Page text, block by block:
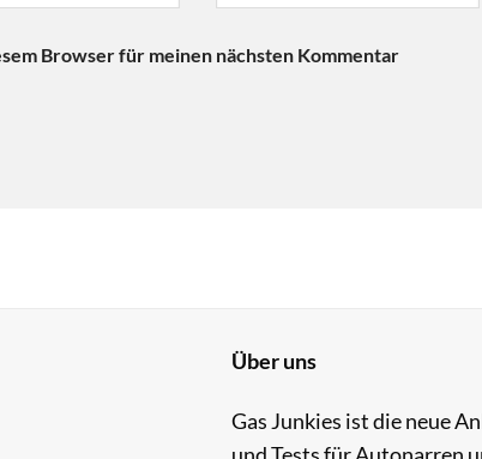
Browser für meinen nächsten Kommentar
Über uns
Gas Junkies ist die neue